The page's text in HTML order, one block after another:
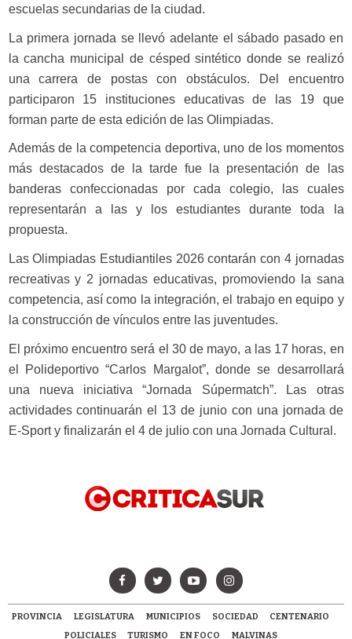
escuelas secundarias de la ciudad.
La primera jornada se llevó adelante el sábado pasado en
la cancha municipal de césped sintético donde se realizó
una carrera de postas con obstáculos. Del encuentro
participaron 15 instituciones educativas de las 19 que
forman parte de esta edición de las Olimpiadas.
Además de la competencia deportiva, uno de los momentos
más destacados de la tarde fue la presentación de las
banderas confeccionadas por cada colegio, las cuales
representarán a las y los estudiantes durante toda la
propuesta.
Las Olimpiadas Estudiantiles 2026 contarán con 4 jornadas
recreativas y 2 jornadas educativas, promoviendo la sana
competencia, así como la integración, el trabajo en equipo y
la construcción de vínculos entre las juventudes.
El próximo encuentro será el 30 de mayo, a las 17 horas, en
el Polideportivo “Carlos Margalot”, donde se desarrollará
una nueva iniciativa “Jornada Súpermatch”. Las otras
actividades continuarán el 13 de junio con una jornada de
E-Sport y finalizarán el 4 de julio con una Jornada Cultural.
PROVINCIA LEGISLATURA MUNICIPIOS SOCIEDAD
CENTENARIO
POLICIALES
TURISMO EN FOCO MALVINAS